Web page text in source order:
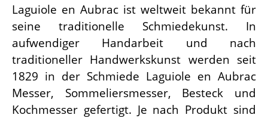
Laguiole en Aubrac ist weltweit bekannt für
seine traditionelle Schmiedekunst. In
aufwendiger Handarbeit und nach
traditioneller Handwerkskunst werden seit
1829 in der Schmiede Laguiole en Aubrac
Messer, Sommeliersmesser, Besteck und
Kochmesser gefertigt. Je nach Produkt sind